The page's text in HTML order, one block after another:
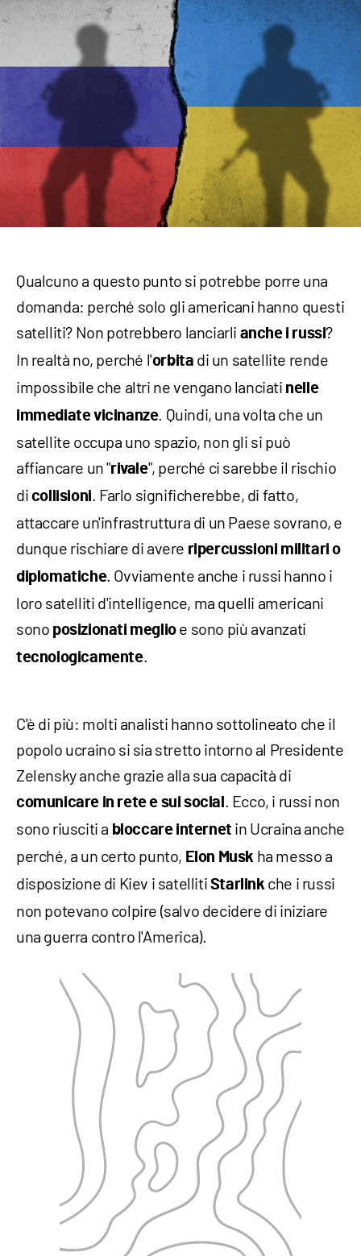
Qualcuno a questo punto si potrebbe porre una
domanda: perché solo gli americani hanno questi
satelliti? Non potrebbero lanciarli anche i russi?
In realtà no, perché l'orbita di un satellite rende
impossibile che altri ne vengano lanciati nelle
immediate vicinanze. Quindi, una volta che un
satellite occupa uno spazio, non gli si può
affiancare un "rivale", perché ci sarebbe il rischio
di collisioni. Farlo significherebbe, di fatto,
attaccare un'infrastruttura di un Paese sovrano, e
dunque rischiare di avere ripercussioni militari o
diplomatiche. Ovviamente anche i russi hanno i
loro satelliti d'intelligence, ma quelli americani
sono posizionati meglioe sono più avanzati
tecnologicamente.
C'è di più: molti analisti hanno sottolineato che il
popolo ucraino si sia stretto intorno al Presidente
Zelensky anche grazie alla sua capacità di
comunicare in rete e sui social . Ecco, i russi non
sono riusciti a bloccare internet in Ucraina anche
perché, a un certo punto, Elon Musk ha messo a
disposizione di Kiev i satelliti Starlink che i russi
non potevano colpire (salvo decidere di iniziare
una guerra contro l'America).